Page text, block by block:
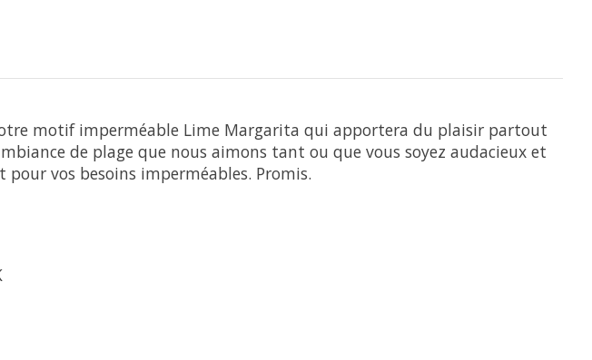
motif imperméable Lime Margarita qui apportera du plaisir partout
de plage que nous aimons tant ou que vous soyez audacieux et
vos besoins imperméables. Promis.